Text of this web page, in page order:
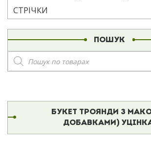
СТРІЧКИ
ПОШУК
Пошук
товарів
БУКЕТ ТРОЯНДИ З
ДОБАВКАМИ)